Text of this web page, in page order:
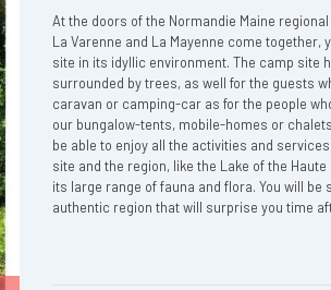
At the doors of the Normandie Maine
La Varenne and La Mayenne come together,
site in its idyllic environment. The camp site
surrounded by trees, as well for the guests
caravan or camping-car as for the people
our bungalow-tents, mobile-homes or
be able to enjoy all the activities and
site and the region, like the Lake of the Haute
its large range of fauna and flora. You will be
authentic region that will surprise you time